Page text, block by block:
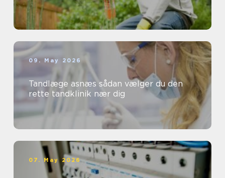
09. May 2026
Tandlæge asnæs sådan vælger du den
rette tandklinik nær dig
07. May 2026